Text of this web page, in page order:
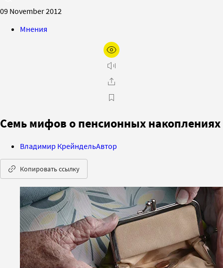
09 November 2012
Мнения
Семь мифов о пенсионных накоплениях
Владимир КрейндельАвтор
Копировать ссылку